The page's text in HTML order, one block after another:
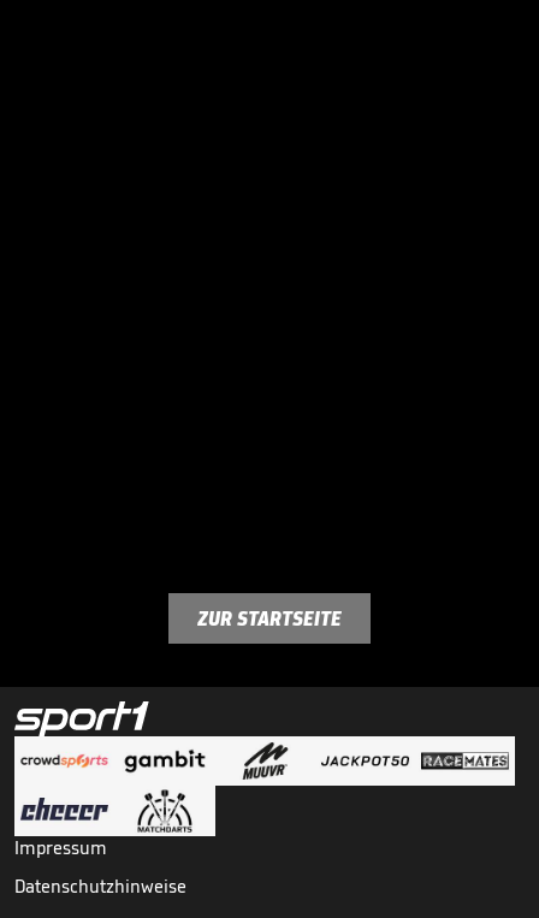
ZUR STARTSEITE
Impressum
Datenschutzhinweise